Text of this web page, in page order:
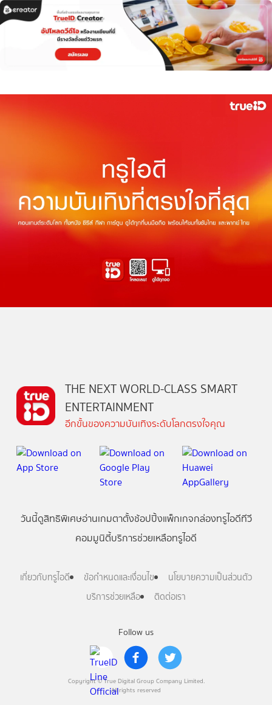
Follow us
Copyright © True Digital Group Company Limited.
All rights reserved
THE NEXT WORLD-CLASS SMART
ENTERTAINMENT
อีกขั้นของความบันเทิงระดับโลกตรงใจคุณ
วันนี้ดูสิทธิพิเศษอ่านเกมตาตั้งช้อปปิ้งแพ็กเกจกล่องทรูไอดีทีวี
คอมมูนิตี้บริการช่วยเหลือทรูไอดี
เกี่ยวกับทรูไอดี ข้อกำหนดและเงื่อนไข
นโยบายความเป็นส่วนตัว
บริการช่วยเหลือ
ติดต่อเรา